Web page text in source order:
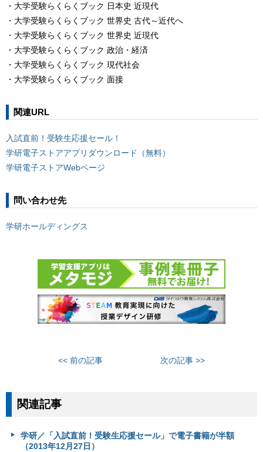
・大学受験らくらくブック 日本史 近現代
・大学受験らくらくブック 世界史 古代～近代へ
・大学受験らくらくブック 世界史 近現代
・大学受験らくらくブック 政治・経済
・大学受験らくらくブック 現代社会
・大学受験らくらくブック 面接
関連URL
入試直前！受験生応援セール！
学研電子ストアアプリダウンロード（無料）
学研電子ストアWebページ
問い合わせ先
学研ホールディングス
<< 前の記事 次の記事 >>
関連記事
学研／「入試直前！受験生応援セール」で電子書籍が半額
（2013年12月27日）